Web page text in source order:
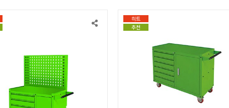
히트
추천